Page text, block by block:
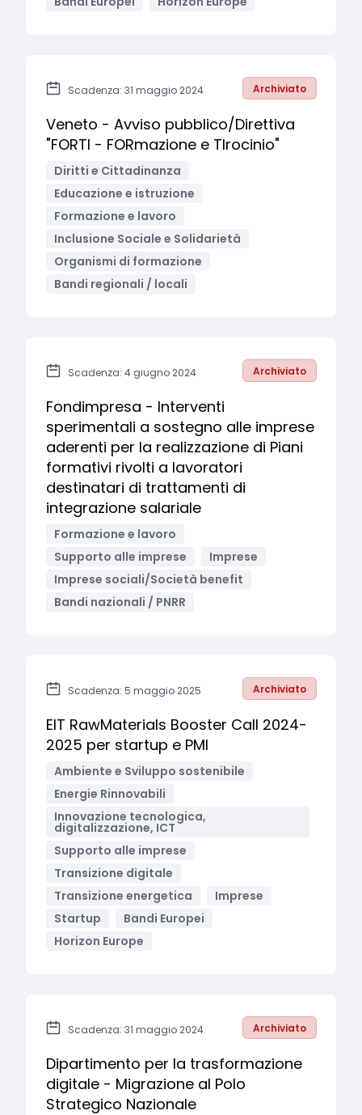
Scadenza: 31 maggio 2024 Archiviato
Veneto - Avviso pubblico/Direttiva
"FORTI - FORmazione e TIrocinio"
Diritti e Cittadinanza
Educazione e istruzione
Formazione e lavoro
Inclusione Sociale e Solidarietà
Organismi di formazione
Bandi regionali / locali
Scadenza: 4 giugno 2024 Archiviato
Fondimpresa - Interventi
sperimentali a sostegno alle imprese
aderenti per la realizzazione di Piani
formativi rivolti a lavoratori
destinatari di trattamenti di
integrazione salariale
Formazione e lavoro
Supporto alle imprese
Imprese
Imprese sociali/Società benefit
Bandi nazionali / PNRR
Scadenza: 5 maggio 2025 Archiviato
EIT RawMaterials Booster Call 2024-
2025 per startup e PMI
Ambiente e Sviluppo sostenibile
Energie Rinnovabili
Innovazione tecnologica,
digitalizzazione, ICT
Supporto alle imprese
Transizione digitale
Transizione energetica
Imprese
Startup
Bandi Europei
Horizon Europe
Scadenza: 31 maggio 2024 Archiviato
Dipartimento per la trasformazione
digitale - Migrazione al Polo
Strategico Nazionale